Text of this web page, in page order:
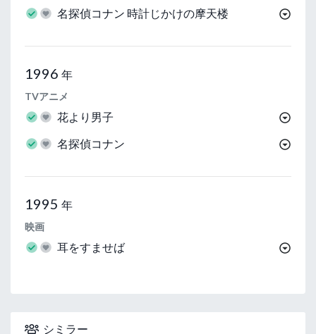
名探偵コナン 時計じかけの摩天楼
1996 年
TVアニメ
花より男子
名探偵コナン
1995 年
映画
耳をすませば
シミラー